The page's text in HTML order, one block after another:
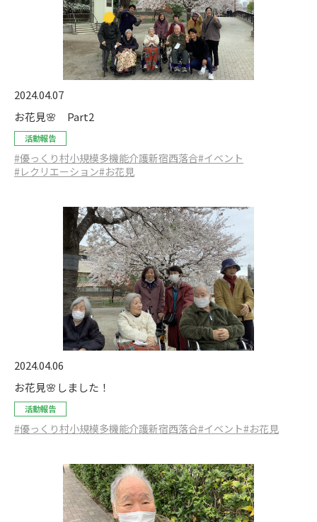
2024.04.07
お花見🌸 Part2
活動報告
#優っくり村小規模多機能介護新宿西落合#イベント
#レクリエーション#お花見
2024.04.06
お花見🌸しました！
活動報告
#優っくり村小規模多機能介護新宿西落合#イベント#お花見